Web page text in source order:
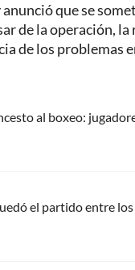
que se
de la operación,
de los problemas
al boxeo:
el partido entre